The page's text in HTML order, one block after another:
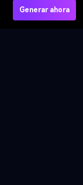
Generar ahora